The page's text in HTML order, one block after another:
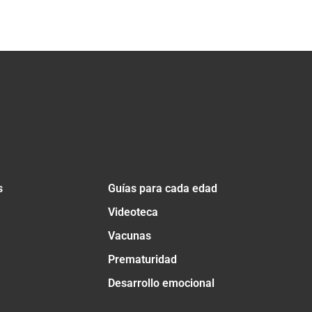
Guías para cada edad
Videoteca
Vacunas
Prematuridad
Desarrollo emocional